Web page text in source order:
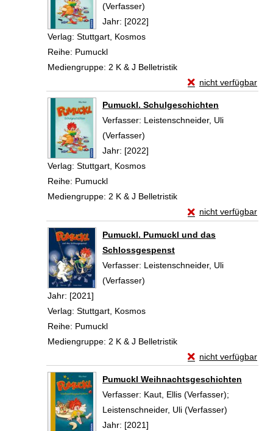
(Verfasser)
Jahr: [2022]
Verlag: Stuttgart, Kosmos
Reihe: Pumuckl
Mediengruppe: 2 K & J Belletristik
nicht verfügbar
Exemplar-Details
Pumuckl. Schulgeschichten
Verfasser: Leistenschneider, Uli
(Verfasser)
Jahr: [2022]
Verlag: Stuttgart, Kosmos
Reihe: Pumuckl
Mediengruppe: 2 K & J Belletristik
nicht verfügbar
Exemplar-Details
Pumuckl. Pumuckl und das
Schlossgespenst
Verfasser: Leistenschneider, Uli
(Verfasser)
Jahr: [2021]
Verlag: Stuttgart, Kosmos
Reihe: Pumuckl
Mediengruppe: 2 K & J Belletristik
nicht verfügbar
Exemplar-Details
Pumuckl Weihnachtsgeschichten
Verfasser: Kaut, Ellis (Verfasser);
Leistenschneider, Uli (Verfasser)
Jahr: [2021]